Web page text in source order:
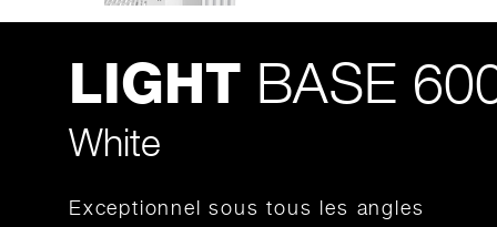
LIGHT BASE
White
Exceptionnel sous tous les angles